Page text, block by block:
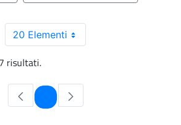
20 Elementi
risultati.
Pagina